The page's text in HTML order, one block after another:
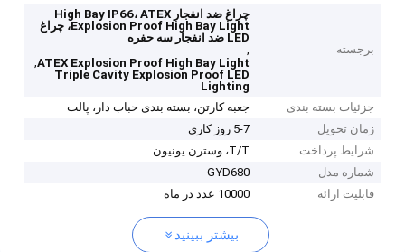
برجسته
چراغ ضد انفجار High Bay IP66، ATEX
Explosion Proof High Bay Light، چراغ
LED ضد انفجار سه حفره
,
ATEX Explosion Proof High Bay Light
,
Triple Cavity Explosion Proof LED
Lighting
جزئیات بسته بندی
جعبه کارتن، بسته بندی حباب دار، پالت
زمان تحویل
5-7 روز کاری
شرایط پرداخت
T/T، وسترن یونیون
شماره مدل
GYD680
قابلیت ارائه
10000 عدد در ماه
بیشتر ببینید